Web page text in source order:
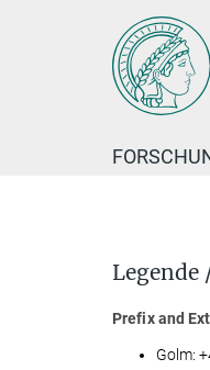
Legende
Prefix and
Golm: